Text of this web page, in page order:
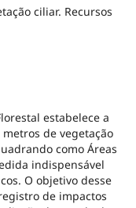
ciliar. Recursos
estabelece a
de vegetação
como Áreas
indispensável
O objetivo desse
de impactos